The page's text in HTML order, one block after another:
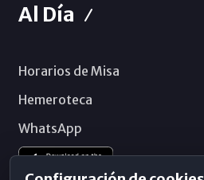
Al Día
Horarios de Misa
Hemeroteca
WhatsApp